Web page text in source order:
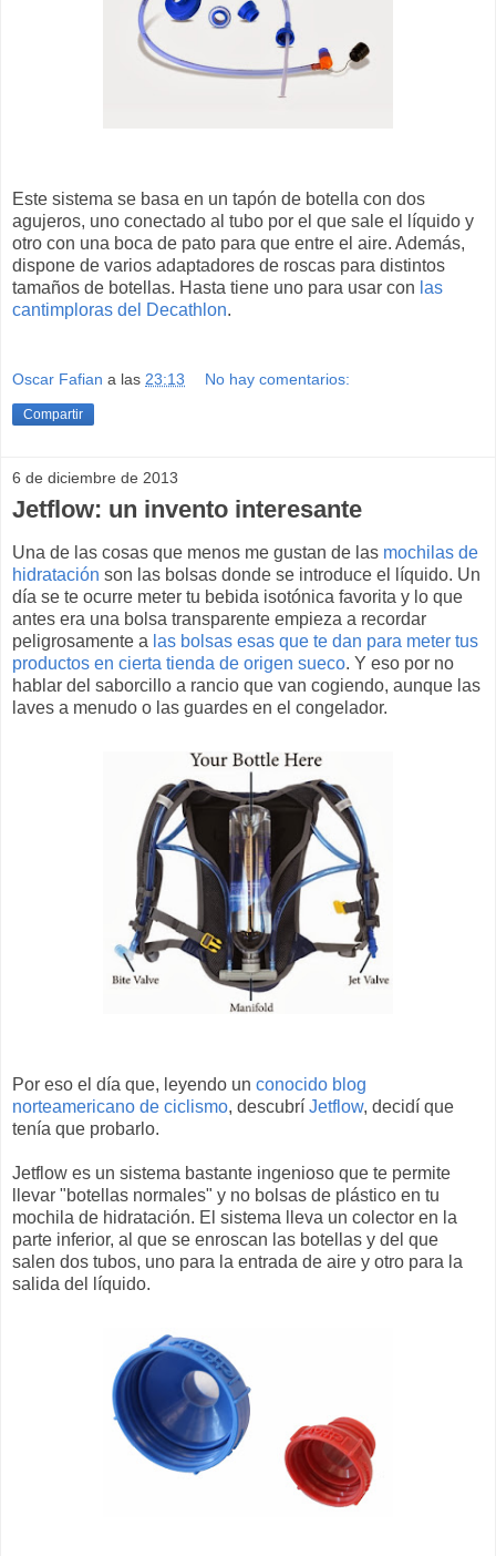
Este sistema se basa en un tapón de botella con dos
agujeros, uno conectado al tubo por el que sale el líquido y
otro con una boca de pato para que entre el aire. Además,
dispone de varios adaptadores de roscas para distintos
tamaños de botellas. Hasta tiene uno para usar con las
cantimploras del Decathlon.
Oscar Fafian a las 23:13 No hay comentarios:
Compartir
6 de diciembre de 2013
Jetflow: un invento interesante
Una de las cosas que menos me gustan de las mochilas de
hidratación son las bolsas donde se introduce el líquido. Un
día se te ocurre meter tu bebida isotónica favorita y lo que
antes era una bolsa transparente empieza a recordar
peligrosamente a las bolsas esas que te dan para meter tus
productos en cierta tienda de origen sueco. Y eso por no
hablar del saborcillo a rancio que van cogiendo, aunque las
laves a menudo o las guardes en el congelador.
Por eso el día que, leyendo un conocido blog
norteamericano de ciclismo, descubrí Jetflow, decidí que
tenía que probarlo.
Jetflow es un sistema bastante ingenioso que te permite
llevar "botellas normales" y no bolsas de plástico en tu
mochila de hidratación. El sistema lleva un colector en la
parte inferior, al que se enroscan las botellas y del que
salen dos tubos, uno para la entrada de aire y otro para la
salida del líquido.